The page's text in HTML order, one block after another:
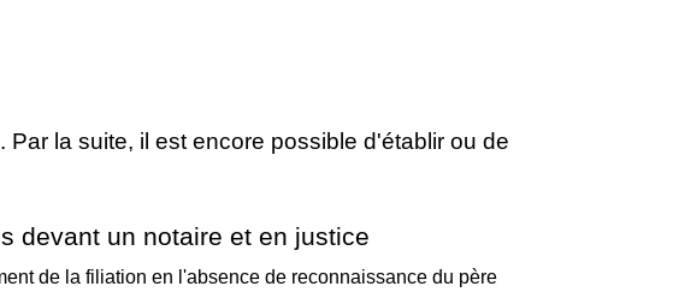
la suite, il est encore possible d'établir ou de
devant un notaire et en justice
de la filiation en l'absence de reconnaissance du père